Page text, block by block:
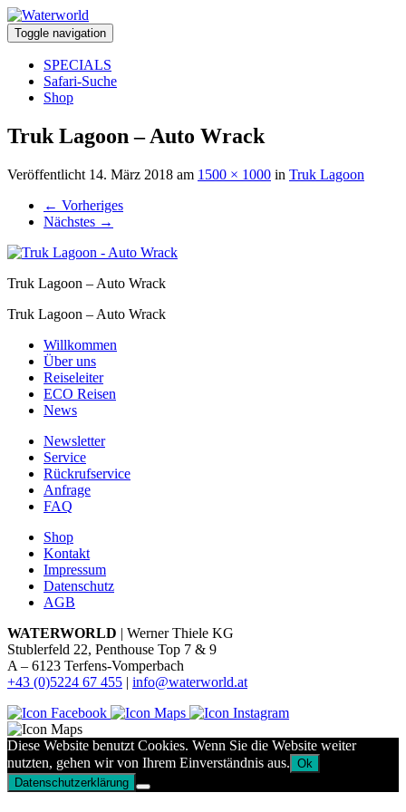
Toggle navigation
SPECIALS
Safari-Suche
Shop
Truk Lagoon – Auto Wrack
Veröffentlicht 14. März 2018 am 1500 × 1000 in Truk Lagoon
← Vorheriges
Nächstes →
Truk Lagoon – Auto Wrack
Truk Lagoon – Auto Wrack
Willkommen
Über uns
Reiseleiter
ECO Reisen
News
Newsletter
Service
Rückrufservice
Anfrage
FAQ
Shop
Kontakt
Impressum
Datenschutz
AGB
WATERWORLD | Werner Thiele KG
Stublerfeld 22, Penthouse Top 7 & 9
A – 6123 Terfens-Vomperbach
+43 (0)5224 67 455 | info@waterworld.at
Diese Website benutzt Cookies. Wenn Sie die Website weiter
nutzten, gehen wir von Ihrem Einverständnis aus. Ok
Datenschutzerklärung